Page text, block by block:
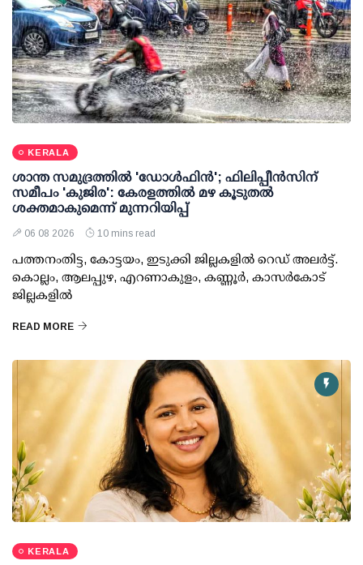
KERALA
ശാന്ത സമുദ്രത്തില്‍ 'ഡോള്‍ഫിന്‍'; ഫിലിപ്പീന്‍സിന്
സമീപം 'കുജിര': കേരളത്തില്‍ മഴ കൂടുതല്‍
ശക്തമാകുമെന്ന് മുന്നറിയിപ്പ്
06 08 2026 10 mins read
പത്തനംതിട്ട, കോട്ടയം, ഇടുക്കി ജില്ലകളില്‍ റെഡ് അലര്‍ട്ട്.
കൊല്ലം, ആലപ്പുഴ, എറണാകുളം, കണ്ണൂര്‍, കാസര്‍കോട്
ജില്ലകളില്‍
READ MORE
KERALA